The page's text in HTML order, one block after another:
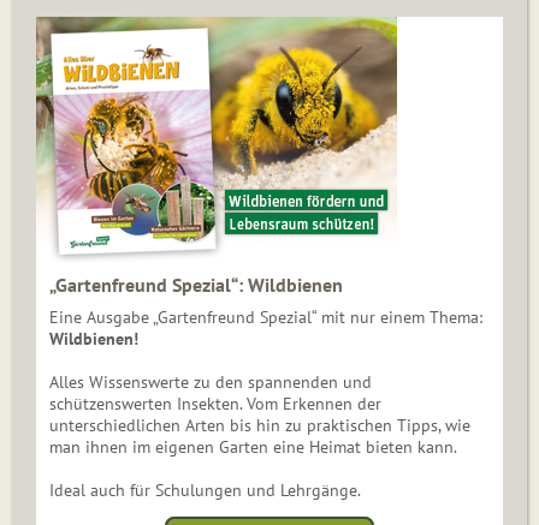
„Gartenfreund Spezial“: Wildbienen
Eine Ausgabe „Gartenfreund Spezial“ mit nur einem Thema:
Wildbienen!
Alles Wissenswerte zu den spannenden und
schützenswerten Insekten. Vom Erkennen der
unterschiedlichen Arten bis hin zu praktischen Tipps, wie
man ihnen im eigenen Garten eine Heimat bieten kann.
Ideal auch für Schulungen und Lehrgänge.